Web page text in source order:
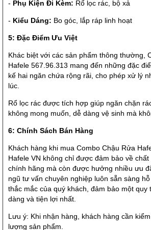
- Phụ Kiện Đi Kèm: Rổ lọc rác, bộ xả
- Kiểu Dáng: Bo góc, lắp ráp linh hoạt
5: Đặc Điểm Ưu Việt
Khác biệt với các sản phẩm thông thường,
Hafele 567.96.313 mang đến những đặc
kế hai ngăn chứa rộng rãi, cho phép xử lý
lúc.
Rổ lọc rác được tích hợp giúp ngăn chặn
không mong muốn, dễ dàng vệ sinh mà
6: Chính Sách Bán Hàng
Khách hàng khi mua Combo Chậu Rửa
Hafele VN không chỉ được đảm bảo về
chính hãng mà còn được hưởng nhiều ưu
ngũ tư vấn chuyên nghiệp luôn sẵn sàng
thắc mắc của quý khách, đảm bảo một quy
dàng và tiện lợi nhất.
Lưu ý: Khi nhận hàng, khách hàng cần
lượng sản phẩm.